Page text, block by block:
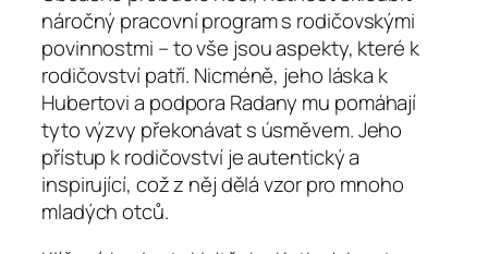
náročný pracovní program s rodičovskými
povinnostmi – to vše jsou aspekty, které k
rodičovství patří. Nicméně, jeho láska k
Hubertovi a podpora Radany mu pomáhají
tyto výzvy překonávat s úsměvem. Jeho
přístup k rodičovství je autentický a
inspirující, což z něj dělá vzor pro mnoho
mladých otců.